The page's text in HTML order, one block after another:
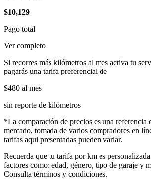
$10,129
Pago total
Ver completo
Si recorres más kilómetros al mes activa tu
pagarás una tarifa preferencial de
$480 al mes
sin reporte de kilómetros
*La comparación de precios es una referencia
mercado, tomada de varios compradores en
tarifas aqui presentadas pueden variar.
Recuerda que tu tarifa por km es
factores como: edad, género, tipo de garaje y
Consulta términos y condiciones.